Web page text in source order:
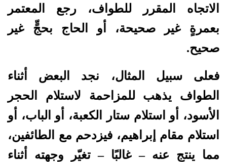
الاتجاه المقرر للطواف، رجع المعتمر
بعمرةٍ غير صحيحة، أو الحاج بحجٍّ غير
صحيح.
فعلى سبيل المثال، نجد البعض أثناء
الطواف يذهب للمزاحمة لاستلام الحجر
الأسود، أو استلام ستار الكعبة، أو الباب، أو
استلام مقام إبراهيم، فيزدحم مع الطائفين،
مما ينتج عنه – غالبًا – تغيّر وجهته أثناء